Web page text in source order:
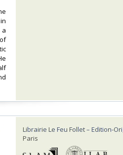
Librairie Le Feu Follet – Edition-
Paris